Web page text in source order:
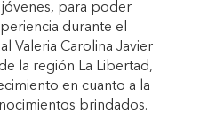
jóvenes, para poder
durante el
Valeria Carolina Javier
la región La Libertad,
en cuanto a la
brindados.